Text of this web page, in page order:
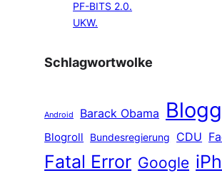
PF-BITS 2.0.
UKW.
Schlagwortwolke
Android Barack Obama
Blogroll Bundesregierung CDU
Fatal Error Google